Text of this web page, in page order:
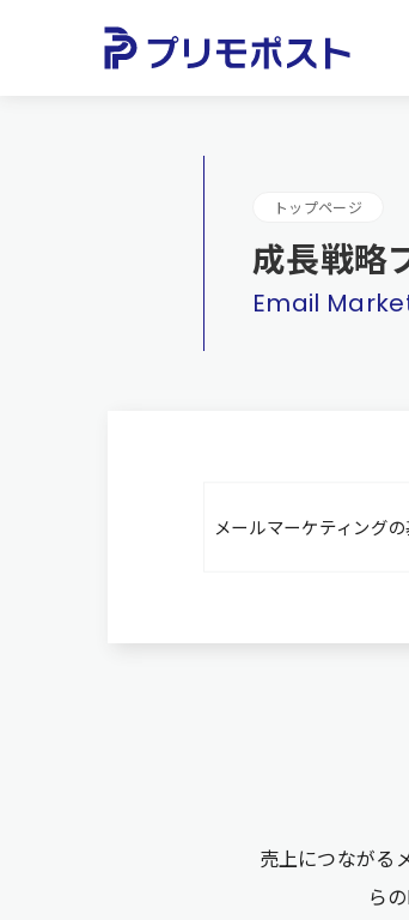
トップページ
成長戦略
Email
メールマーケティング
売上につながる
ら